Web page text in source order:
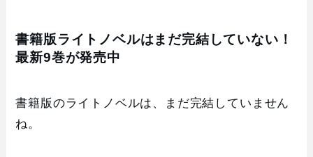
書籍版ライトノベルはまだ完結していない！
最新9巻が発売中
書籍版のライトノベルは、まだ完結していません
ね。